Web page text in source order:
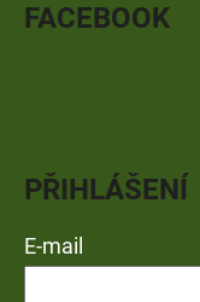
FACEBOOK
PŘIHLÁŠENÍ
E-mail